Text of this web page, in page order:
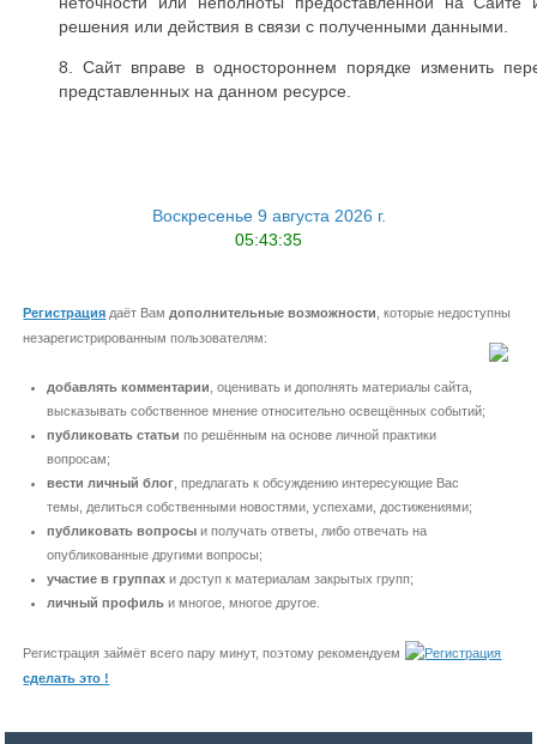
решения или действия в связи с полученными данными.
8. Сайт вправе в одностороннем порядке изменить
представленных на данном ресурсе.
Воскресенье 9 августа 2026 г.
05:43:35
Регистрация даёт Вам дополнительные возможности , которые недоступны
незарегистрированным пользователям:
добавлять комментарии , оценивать и дополнять материалы сайта,
высказывать собственное мнение относительно освещённых событий;
публиковать статьи по решённым на основе личной практики
вопросам;
вести личный блог , предлагать к обсуждению интересующие Вас
темы, делиться собственными новостями, успехами, достижениями;
публиковать вопросы и получать ответы, либо отвечать на
опубликованные другими вопросы;
участие в группах и доступ к материалам закрытых групп;
личный профиль и многое, многое другое.
Регистрация займёт всего пару минут, поэтому рекомендуем
сделать это !